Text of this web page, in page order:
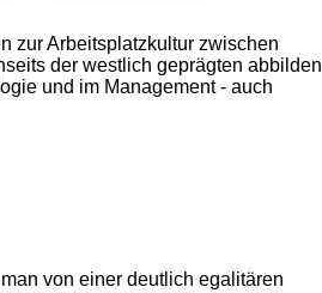
zur Arbeitsplatzkultur zwischen
der westlich geprägten abbilden
und im Management - auch
von einer deutlich egalitären